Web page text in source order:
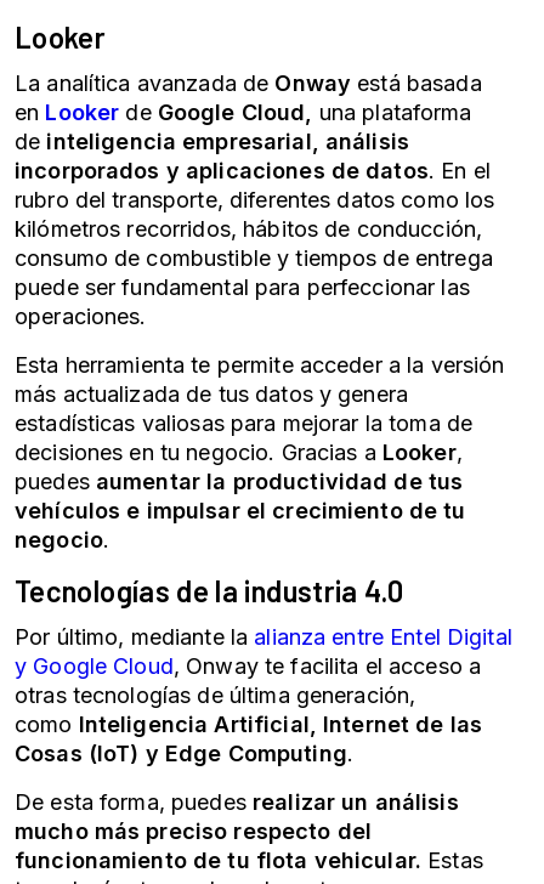
Looker
La analítica avanzada de Onway está basada
en Looker de Google Cloud,
una plataforma
de inteligencia empresarial, análisis
incorporados y aplicaciones de datos. En el
rubro del transporte, diferentes datos como los
kilómetros recorridos, hábitos de conducción,
consumo de combustible y tiempos de entrega
puede ser fundamental para perfeccionar las
operaciones.
Esta herramienta te permite acceder a la versión
más actualizada de tus datos y genera
estadísticas valiosas para mejorar la toma de
decisiones en tu negocio. Gracias a Looker,
puedes aumentar la productividad de tus
vehículos e impulsar el crecimiento de tu
negocio.
Tecnologías de la industria 4.0
Por último, mediante la alianza entre Entel Digital
y Google Cloud, Onway te facilita el acceso a
otras tecnologías de última generación,
como Inteligencia Artificial, Internet de las
Cosas (IoT) y Edge Computing.
De esta forma, puedes realizar un análisis
mucho más preciso respecto del
funcionamiento de tu flota vehicular. Estas